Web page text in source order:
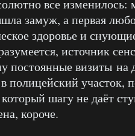
все изменилось:
замуж, а первая
здоровье и
источник
постоянные визиты на
полицейский участок,
шагу не даёт
короче.